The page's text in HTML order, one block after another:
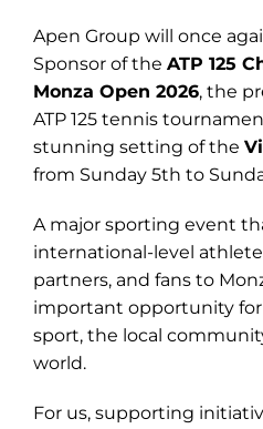
Apen Group will once
Sponsor of the ATP 125
Monza Open 2026, the
ATP 125 tennis
stunning setting of the
from Sunday 5th to
A major sporting event
international-level
partners, and fans to
important opportunity
sport, the local
world.
For us, supporting